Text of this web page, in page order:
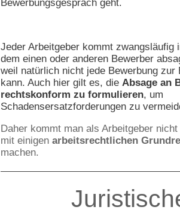
Bewerbungsgespräch geht.
Jeder Arbeitgeber kommt zwangsläufig
dem einen oder anderen Bewerber
weil natürlich nicht jede Bewerbung zur
kann. Auch hier gilt es, die Absage an
rechtskonform zu formulieren, um
Schadensersatzforderungen zu
Daher kommt man als Arbeitgeber
mit einigen arbeitsrechtlichen
machen.